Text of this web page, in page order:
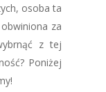
osoba ta
za
z tej
Poniżej